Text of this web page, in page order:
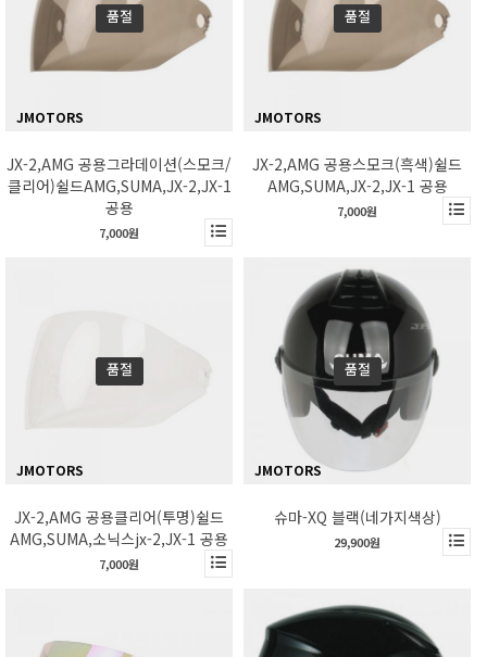
품절
JMOTORS
JX-2,AMG 공용그라데이션(스모크/
클리어)쉴드AMG,SUMA,JX-2,JX-1
공용
7,000원
품절
JMOTORS
JX-2,AMG 공용스모크(흑색)쉴드
AMG,SUMA,JX-2,JX-1 공용
7,000원
품절
JMOTORS
JX-2,AMG 공용클리어(투명)쉴드
AMG,SUMA,소닉스jx-2,JX-1 공용
7,000원
품절
JMOTORS
슈마-XQ 블랙(네가지색상)
29,900원